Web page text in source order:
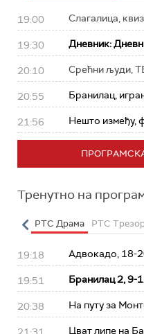
19:00 Слагалица, квиз
19:30 Дневник:
20:10 Срећни људи,
20:55 Бранилац,
21:56 Нешто између,
Тренутно на
РТС Драма РТС Трезор
19:18 Адвокадо, 18-
19:51 Бранилац 2, 9-
20:38 На путу за
Цват липе на